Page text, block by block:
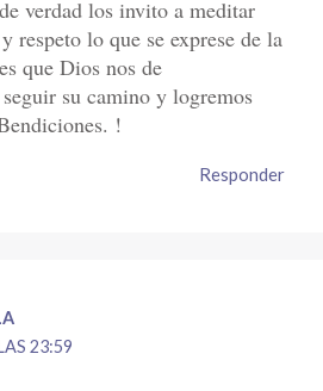
verdad los invito a meditar
respeto lo que se exprese de la
que Dios nos de
su camino y logremos
!
Responder
23:59